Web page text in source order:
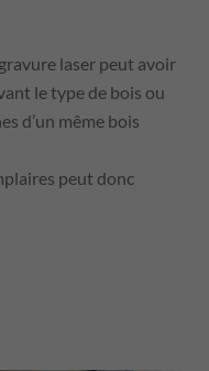
laser peut avoir
le type de bois ou
d’un même bois
peut donc